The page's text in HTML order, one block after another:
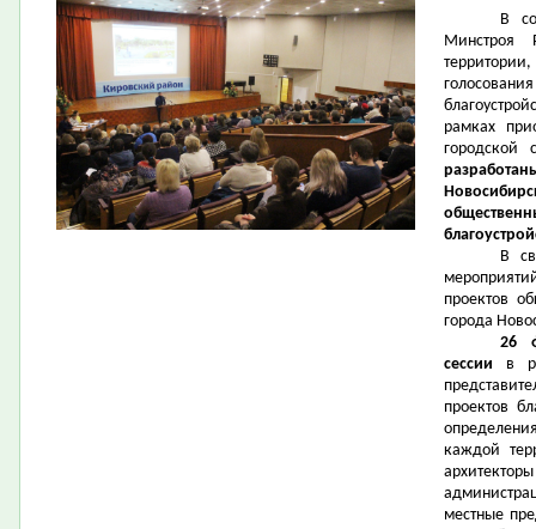
В
Минстроя
рамках
городской
В
проектов
города
26
сессии в
проектов
каждой
местные